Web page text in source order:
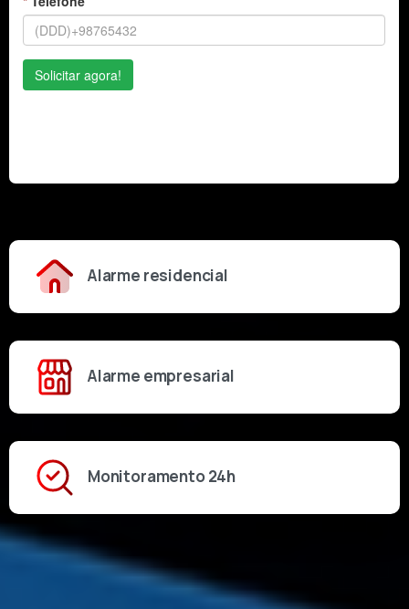
Alarme residencial
Alarme empresarial
Monitoramento 24h